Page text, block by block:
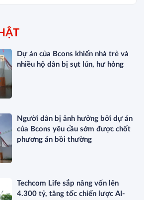
Dự án của Bcons khiến nhà trẻ và
nhiều hộ dân bị sụt lún, hư hỏng
Người dân bị ảnh hưởng bởi dự án
của Bcons yêu cầu sớm được chốt
phương án bồi thường
Techcom Life sắp nâng vốn lên
4.300 tỷ, tăng tốc chiến lược AI-